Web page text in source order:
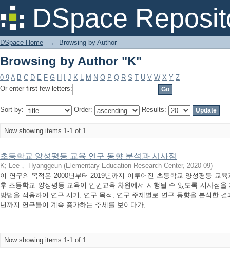
DSpace
Browsing by Author "K"
DSpace Home → Browsing by Author
Browsing by Author "K"
0-9 A B C D E F G H J K L M N O P Q R S T U V W X Y Z
Or enter first few letters:
Sort by: Order: Results:
Now showing items 1-1 of 1
초등학교 양성평등 교육 연구 동향 분석과 시사점
K; Lee， Hyanggeun (Elementary Education Research Center, 2020-09)
이 연구의 목적은 2000년부터 2019년까지 이루어진 초등학교 양성평등 교
후 초등학교 양성평등 교육이 인권교육 차원에서 시행될 수 있도록 시사점
방법을 적용하여 연구 시기, 연구 목적, 연구 주제별로 연구 동향을 분석한
년까지 연구물이 계속 증가하는 추세를 보이다가, ...
Now showing items 1-1 of 1